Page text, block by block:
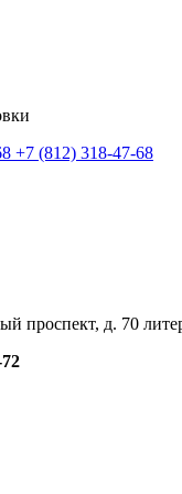
+7 (812) 318-47-68
проспект, д. 70